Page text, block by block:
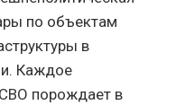
по объектам
в
Каждое
порождает в